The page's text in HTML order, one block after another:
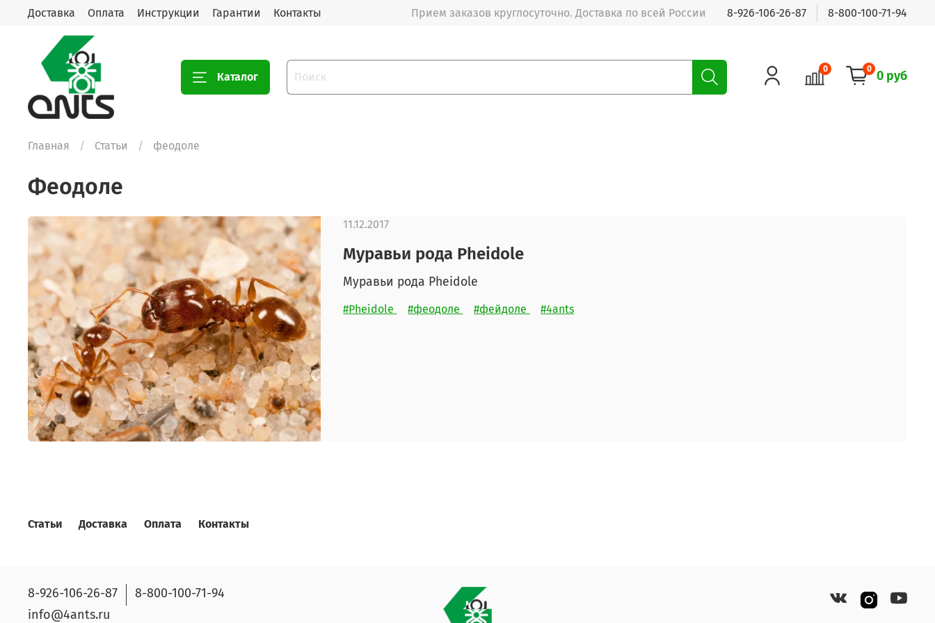
Доставка Оплата Инструкции Гарантии Контакты Прием заказов круглосуточно. Доставка по всей России 8-926-106-26-87 8-800-100-71-94
Каталог
0 0 0 руб
Главная Статьи феодоле
феодоле
Муравьи рода Pheidole
Муравьи рода Pheidole
11.12.2017
#Pheidole #феодоле #фейдоле #4ants
Статьи Доставка Оплата Контакты
8-926-106-26-87
8-800-100-71-94
info@4ants.ru